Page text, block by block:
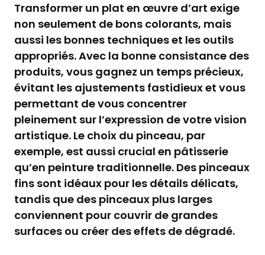
Transformer un plat en œuvre d’art exige
non seulement de bons colorants, mais
aussi les bonnes techniques et les outils
appropriés. Avec la bonne consistance des
produits, vous gagnez un temps précieux,
évitant les ajustements fastidieux et vous
permettant de vous concentrer
pleinement sur l’expression de votre vision
artistique. Le choix du pinceau, par
exemple, est aussi crucial en pâtisserie
qu’en peinture traditionnelle. Des pinceaux
fins sont idéaux pour les détails délicats,
tandis que des pinceaux plus larges
conviennent pour couvrir de grandes
surfaces ou créer des effets de dégradé.